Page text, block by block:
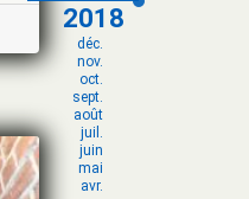
2018
déc.
nov.
oct.
sept.
août
juil.
juin
mai
avr.